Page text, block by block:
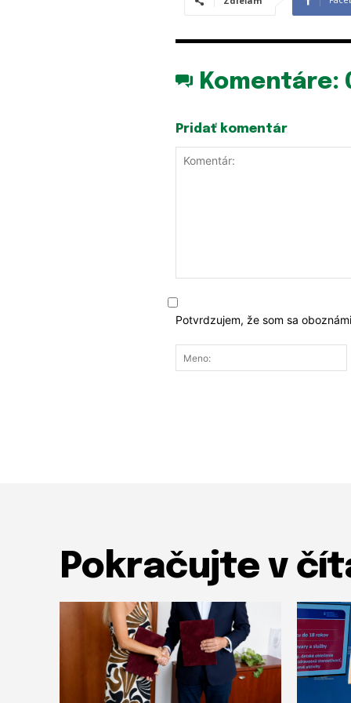
Komentáre:
Pridať komentár
Potvrdzujem, že som sa
Pokračujte v